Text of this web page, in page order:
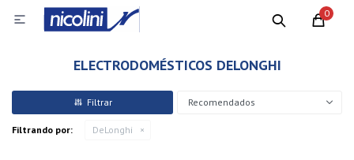
0

ELECTRODOMÉSTICOS DELONGHI
Recomendados
Filtrando por: DeLonghi